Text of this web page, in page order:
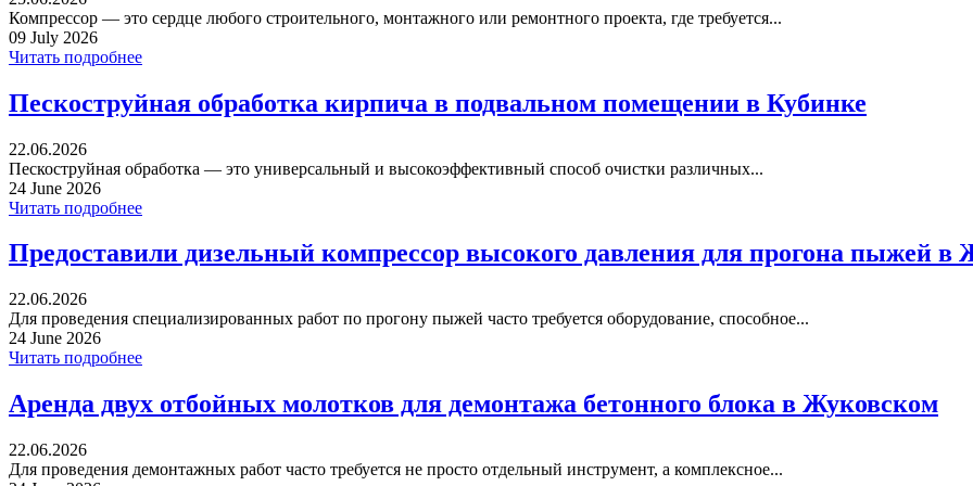
Компрессор — это сердце любого строительного, монтажного или ремонтного проекта, где требуется...
09 July 2026
Читать подробнее
Пескоструйная обработка кирпича в подвальном помещении в Кубинке
22.06.2026
Пескоструйная обработка — это универсальный и высокоэффективный способ очистки различных...
24 June 2026
Читать подробнее
Предоставили дизельный компрессор высокого давления для прогона пыжей в
22.06.2026
Для проведения специализированных работ по прогону пыжей часто требуется оборудование, способное...
24 June 2026
Читать подробнее
Аренда двух отбойных молотков для демонтажа бетонного блока в Жуковском
22.06.2026
Для проведения демонтажных работ часто требуется не просто отдельный инструмент, а комплексное...